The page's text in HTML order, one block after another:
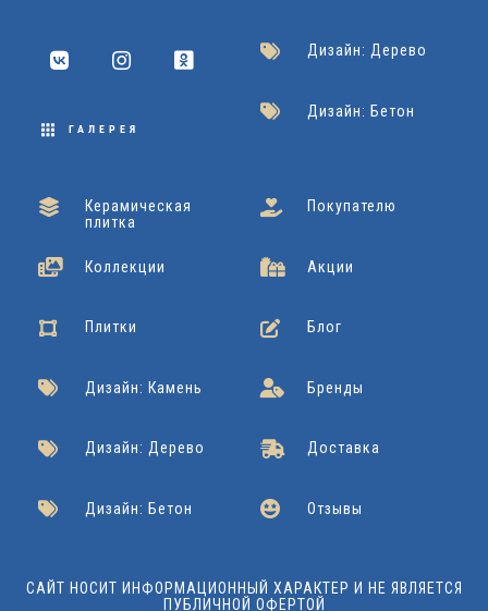
ГАЛЕРЕЯ
Дизайн: Дерево
Дизайн: Бетон
Керамическая
плитка
Коллекции
Плитки
Дизайн: Камень
Дизайн: Дерево
Дизайн: Бетон
Покупателю
Акции
Блог
Бренды
Доставка
Отзывы
САЙТ НОСИТ ИНФОРМАЦИОННЫЙ ХАРАКТЕР И НЕ ЯВЛЯЕТСЯ
ПУБЛИЧНОЙ ОФЕРТОЙ